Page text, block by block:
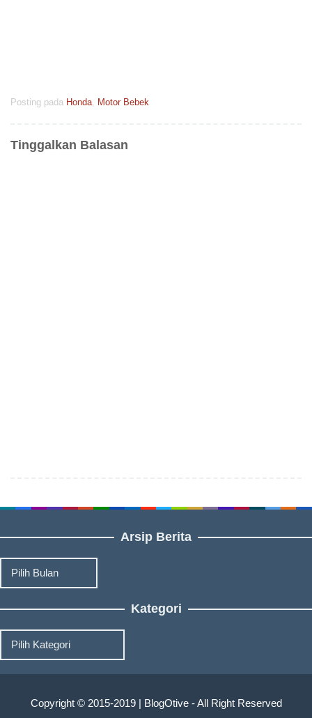
Posting pada Honda Motor Bebek
Tinggalkan Balasan
Arsip Berita
Kategori
Copyright © 2015-2019 | BlogOtive - All Right Reserved